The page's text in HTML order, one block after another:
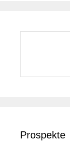
Prospekte